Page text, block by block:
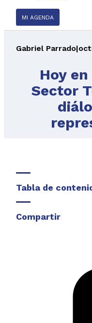
MI AGENDA
Gabriel Parrado|
Hoy
Sector
Tabla de
Compartir